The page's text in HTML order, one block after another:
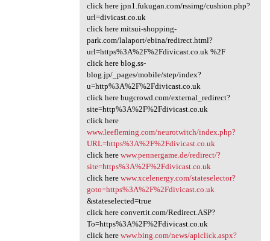
click here jpn1.fukugan.com/rssimg/cushion.php?
url=divicast.co.uk
click here mitsui-shopping-
park.com/lalaport/ebina/redirect.html?
url=https%3A%2F%2Fdivicast.co.uk %2F
click here blog.ss-
blog.jp/_pages/mobile/step/index?
u=http%3A%2F%2Fdivicast.co.uk
click here bugcrowd.com/external_redirect?
site=http%3A%2F%2Fdivicast.co.uk
click here
www.leefleming.com/neurotwitch/index.php?
URL=https%3A%2F%2Fdivicast.co.uk
click here www.pennergame.de/redirect/?
site=https%3A%2F%2Fdivicast.co.uk
click here www.xcelenergy.com/stateselector?
goto=https%3A%2F%2Fdivicast.co.uk
&stateselected=true
click here convertit.com/Redirect.ASP?
To=https%3A%2F%2Fdivicast.co.uk
click here www.bing.com/news/apiclick.aspx?